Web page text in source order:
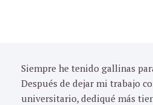
Siempre he tenido gallinas
Después de dejar mi trabajo
universitario, dediqué más